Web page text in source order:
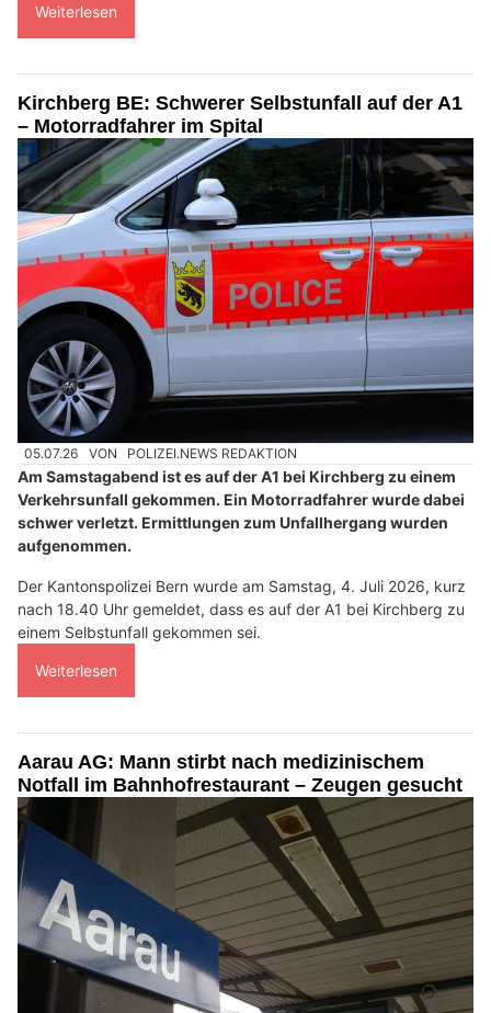
Weiterlesen
Kirchberg BE: Schwerer Selbstunfall auf der A1
– Motorradfahrer im Spital
05.07.26 VON POLIZEI.NEWS REDAKTION
Am Samstagabend ist es auf der A1 bei Kirchberg zu einem
Verkehrsunfall gekommen. Ein Motorradfahrer wurde dabei
schwer verletzt. Ermittlungen zum Unfallhergang wurden
aufgenommen.
Der Kantonspolizei Bern wurde am Samstag, 4. Juli 2026, kurz
nach 18.40 Uhr gemeldet, dass es auf der A1 bei Kirchberg zu
einem Selbstunfall gekommen sei.
Weiterlesen
Aarau AG: Mann stirbt nach medizinischem
Notfall im Bahnhofrestaurant – Zeugen gesucht